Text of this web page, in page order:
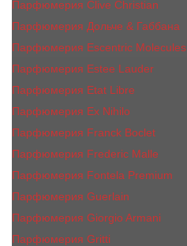
Парфюмерия Clive Christian
Парфюмерия Дольче & Габбана
Парфюмерия Escentric Molecules
Парфюмерия Estee Lаudеr
Парфюмерия Etat Libre
Парфюмерия Ex Nihilo
Парфюмерия Franck Boclet
Парфюмерия Frеderic Mаlle
Парфюмерия Fontela Premium
Парфюмерия Guerlain
Парфюмерия Giorgio Armani
Парфюмерия Gritti